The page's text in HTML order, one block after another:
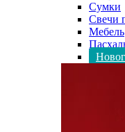
Сумки
Свечи
Мебель